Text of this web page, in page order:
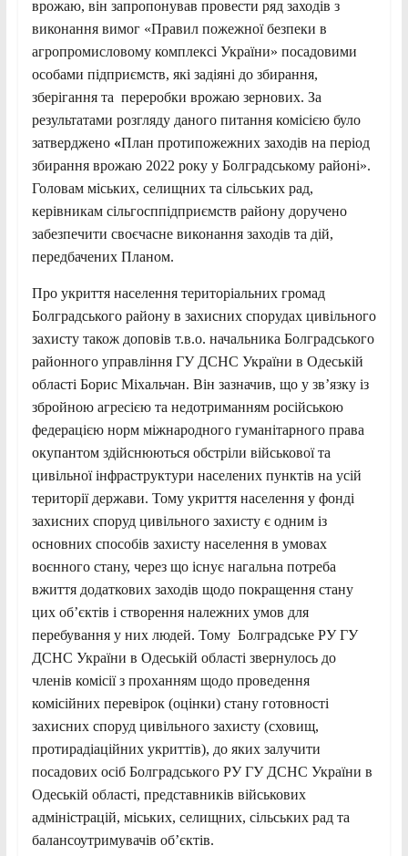
врожаю, він запропонував провести ряд заходів з
виконання вимог «Правил пожежної безпеки в
агропромисловому комплексі України» посадовими
особами підприємств, які задіяні до збирання,
зберігання та переробки врожаю зернових. За
результатами розгляду даного питання комісією було
затверджено «План протипожежних заходів на період
збирання врожаю 2022 року у Болградському районі».
Головам міських, селищних та сільських рад,
керівникам сільгосппідприємств району доручено
забезпечити своєчасне виконання заходів та дій,
передбачених Планом.
Про укриття населення територіальних громад
Болградського району в захисних спорудах цивільного
захисту також доповів т.в.о. начальника Болградського
районного управління ГУ ДСНС України в Одеській
області Борис Міхальчан. Він зазначив, що у зв’язку із
збройною агресією та недотриманням російською
федерацією норм міжнародного гуманітарного права
окупантом здійснюються обстріли військової та
цивільної інфраструктури населених пунктів на усій
території держави. Тому укриття населення у фонді
захисних споруд цивільного захисту є одним із
основних способів захисту населення в умовах
воєнного стану, через що існує нагальна потреба
вжиття додаткових заходів щодо покращення стану
цих об’єктів і створення належних умов для
перебування у них людей. Тому Болградське РУ ГУ
ДСНС України в Одеській області звернулось до
членів комісії з проханням щодо проведення
комісійних перевірок (оцінки) стану готовності
захисних споруд цивільного захисту (сховищ,
протирадіаційних укриттів), до яких залучити
посадових осіб Болградського РУ ГУ ДСНС України в
Одеській області, представників військових
адміністрацій, міських, селищних, сільських рад та
балансоутримувачів об’єктів.